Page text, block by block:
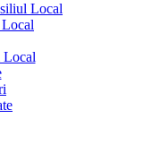
Local
Local